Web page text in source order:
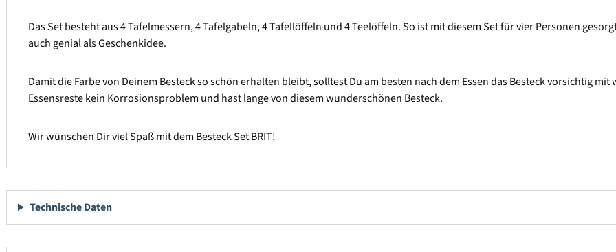
Das Set besteht aus 4 Tafelmessern, 4 Tafelgabeln, 4 Tafellöffeln und 4 Teelöffeln. So ist mit diesem Set für vier Personen
auch genial als Geschenkidee.
Damit die Farbe von Deinem Besteck so schön erhalten bleibt, solltest Du am besten nach dem Essen das Besteck vorsichtig
Essensreste kein Korrosionsproblem und hast lange von diesem wunderschönen Besteck.
Wir wünschen Dir viel Spaß mit dem Besteck Set BRIT!
Technische Daten